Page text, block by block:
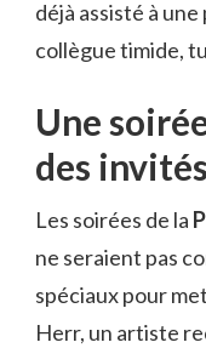
déjà assisté à
collègue timide,
Une
des
Les soirées de la
ne seraient pas
spéciaux pour
Herr, un artiste